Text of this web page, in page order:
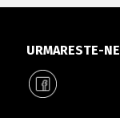
URMARESTE-NE